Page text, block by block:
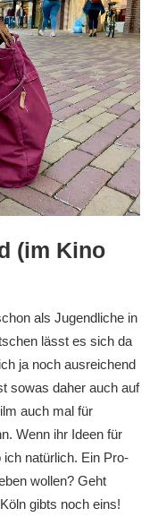
(im Kino
als Jugendliche in
lässt es sich da
ja noch ausreichend
sowas daher auch auf
auch mal für
Wenn ihr Ideen für
ich natürlich. Ein Pro-
wollen? Geht
gibts noch eins!